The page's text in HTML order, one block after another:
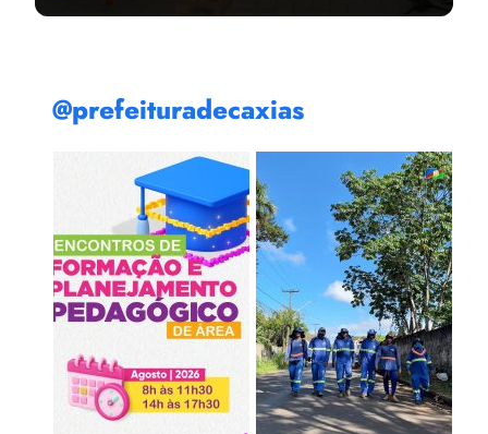
@prefeituradecaxias